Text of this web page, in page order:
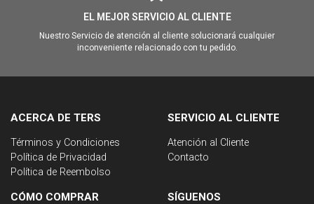
EL MEJOR SERVICIO AL CLIENTE
Nuestro Servicio de atención al cliente solucionará cualquier
inconveniente relacionado con tu pedido.
ACERCA DE TERS
Términos y Condiciones
Política de Privacidad
Política de Reembolso
SERVICIO AL CLIENTE
Atención al Cliente
Contacto
CÓMO COMPRAR SÍGUENOS